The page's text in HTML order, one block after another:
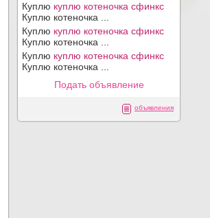
Куплю куплю котеночка сфинкс
Куплю котеночка ...
Куплю куплю котеночка сфинкс
Куплю котеночка ...
Куплю куплю котеночка сфинкс
Куплю котеночка ...
Подать объявление
объявления